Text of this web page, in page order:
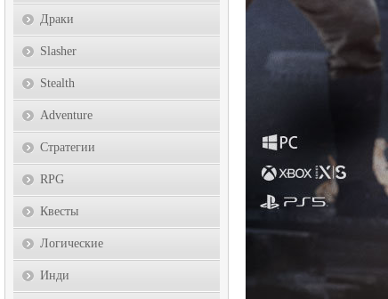
Драки
Slasher
Stealth
Adventure
Стратегии
RPG
Квесты
Логические
Инди